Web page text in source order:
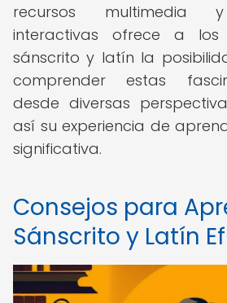
recursos multimedia
interactivas ofrece a los
sánscrito y latín la
comprender estas
desde diversas
así su experiencia de
significativa.
Consejos para
Sánscrito y Latín